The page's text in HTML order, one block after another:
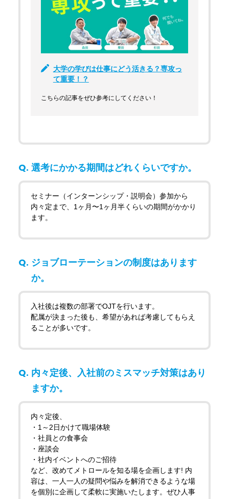
大学の学びは仕事にどう活きる？専攻っ
て重要！？
こちらの記事をぜひ参考にしてください！
選考にかかる期間はどれくらいですか。
セミナー（インターンシップ・説明会）参加から
内々定まで、1ヶ月〜1ヶ月半くらいの期間がかかり
ます。
ジョブローテーションの制度はあります
か。
入社後は複数の部署でOJTを行います。
配属が決まった後も、希望があれば考慮してもらえ
ることが多いです。
内々定後、入社前のミスマッチ対策はあり
ますか。
内々定後、
・1～2日かけて職場体験
・社員との食事会
・座談会
・社内イベントへのご招待
など、改めてメトロールを知る場を企画します! 内
容は、一人一人の疑問や悩みを解消できるような場
を個別に企画して柔軟に実施いたします。ぜひ人事